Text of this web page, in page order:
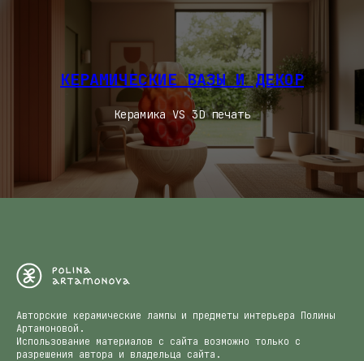
КЕРАМИЧЕСКИЕ ВАЗЫ И ДЕКОР
Керамика VS 3D печать
Авторские керамические лампы и предметы интерьера Полины
Артамоновой.
Использование материалов с сайта возможно только с
разрешения автора и владельца сайта.